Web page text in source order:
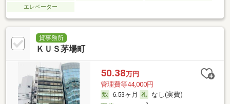
エレベーター
貸事務所
ＫＵＳ茅場町
50.38万円
管理費等44,000円
6.53ヶ月
なし(実費)